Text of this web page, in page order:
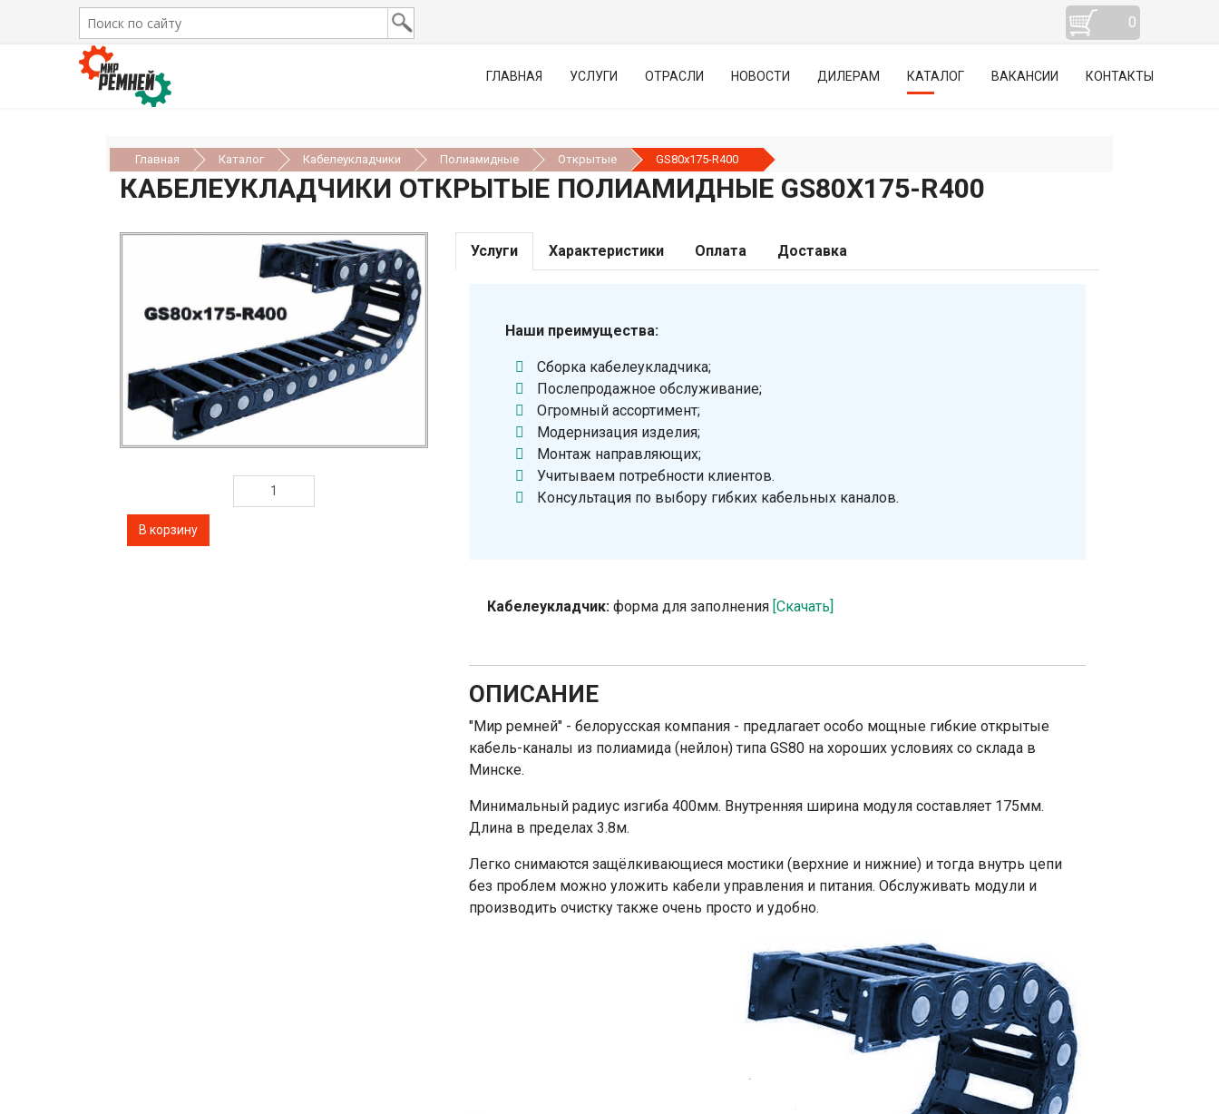
0
ГЛАВНАЯ УСЛУГИ ОТРАСЛИ НОВОСТИ ДИЛЕРАМ КАТАЛОГ ВАКАНСИИ КОНТАКТЫ
Главная Каталог Кабелеукладчики Полиамидные Открытые GS80х175-R400
КАБЕЛЕУКЛАДЧИКИ ОТКРЫТЫЕ ПОЛИАМИДНЫЕ GS80Х175-R400
Услуги Характеристики Оплата Доставка
Наши преимущества:
Сборка кабелеукладчика;
Послепродажное обслуживание;
Огромный ассортимент;
Модернизация изделия;
Монтаж направляющих;
Учитываем потребности клиентов.
Консультация по выбору гибких кабельных каналов.
Кабелеукладчик: форма для заполнения [Скачать]
ОПИСАНИЕ
"Мир ремней" - белорусская компания - предлагает особо мощные гибкие открытые
кабель-каналы из полиамида (нейлон) типа GS80 на хороших условиях со склада в
Минске.
Минимальный радиус изгиба 400мм. Внутренняя ширина модуля составляет 175мм.
Длина в пределах 3.8м.
Легко снимаются защёлкивающиеся мостики (верхние и нижние) и тогда внутрь цепи
без проблем можно уложить кабели управления и питания. Обслуживать модули и
производить очистку также очень просто и удобно.